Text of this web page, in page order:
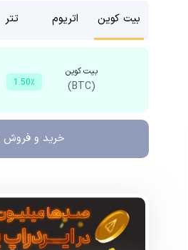
بیت کوین اتریوم تتر
بیت کوین
(BTC) 1.50٪
خرید و فروش